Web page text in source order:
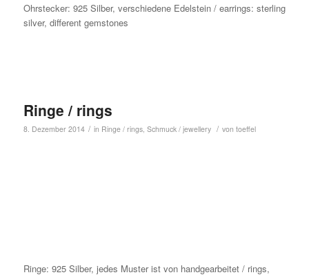
Ohrstecker: 925 Silber, verschiedene Edelstein / earrings: sterling
silver, different gemstones
Ringe / rings
8. Dezember 2014 / in Ringe / rings, Schmuck / jewellery / von toeffel
Ringe: 925 Silber, jedes Muster ist von handgearbeitet / rings,